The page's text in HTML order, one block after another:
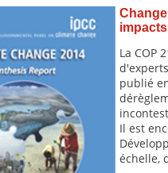
La COP
publié
Il est
échelle,